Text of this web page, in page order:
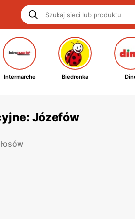
Intermarche Biedronka
Józefów